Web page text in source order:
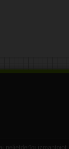
izmantojot